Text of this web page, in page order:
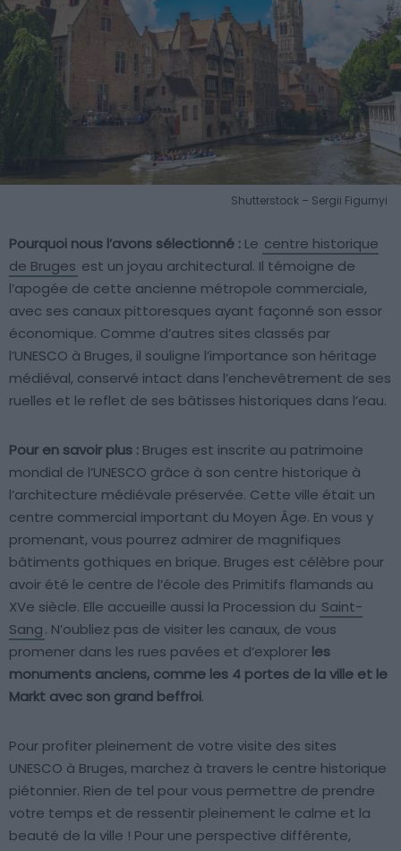
Shutterstock – Sergii Figurnyi
Pourquoi nous l’avons sélectionné : Le centre historique
de Bruges est un joyau architectural. Il témoigne de
l’apogée de cette ancienne métropole commerciale,
avec ses canaux pittoresques ayant façonné son essor
économique. Comme d’autres sites classés par
l’UNESCO à Bruges, il souligne l’importance son héritage
médiéval, conservé intact dans l’enchevêtrement de ses
ruelles et le reflet de ses bâtisses historiques dans l’eau.
Pour en savoir plus : Bruges est inscrite au patrimoine
mondial de l’UNESCO grâce à son centre historique à
l’architecture médiévale préservée. Cette ville était un
centre commercial important du Moyen Âge. En vous y
promenant, vous pourrez admirer de magnifiques
bâtiments gothiques en brique. Bruges est célèbre pour
avoir été le centre de l’école des Primitifs flamands au
XVe siècle. Elle accueille aussi la Procession du Saint-
Sang. N’oubliez pas de visiter les canaux, de vous
promener dans les rues pavées et d’explorer les
monuments anciens, comme les 4 portes de la ville et le
Markt avec son grand beffroi.
Pour profiter pleinement de votre visite des sites
UNESCO à Bruges, marchez à travers le centre historique
piétonnier. Rien de tel pour vous permettre de prendre
votre temps et de ressentir pleinement le calme et la
beauté de la ville ! Pour une perspective différente,